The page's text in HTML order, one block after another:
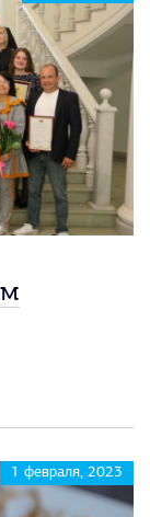
1 февраля, 2023